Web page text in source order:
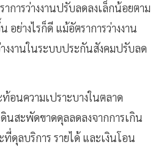
การว่างงานปรับลดลงเล็กน้อยตาม
ย่างไรก็ดี แม้อัตราการว่างงาน
งานในระบบประกันสังคมปรับลด
อนความเปราะบางในตลาด
นสะพัดขาดดุลลดลงจากการเกิน
ดุลบริการ รายได้ และเงินโอน